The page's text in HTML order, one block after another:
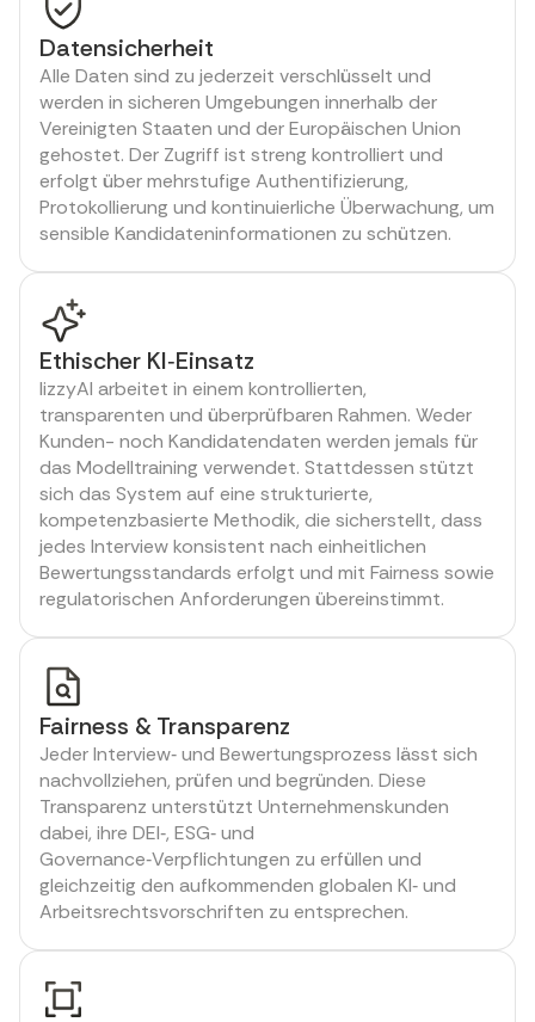
Datensicherheit
Alle Daten sind zu jederzeit verschlüsselt und
werden in sicheren Umgebungen innerhalb der
Vereinigten Staaten und der Europäischen Union
gehostet. Der Zugriff ist streng kontrolliert und
erfolgt über mehrstufige Authentifizierung,
Protokollierung und kontinuierliche Überwachung, um
sensible Kandidateninformationen zu schützen.
Ethischer KI‑Einsatz
lizzyAI arbeitet in einem kontrollierten,
transparenten und überprüfbaren Rahmen. Weder
Kunden- noch Kandidatendaten werden jemals für
das Modelltraining verwendet. Stattdessen stützt
sich das System auf eine strukturierte,
kompetenzbasierte Methodik, die sicherstellt, dass
jedes Interview konsistent nach einheitlichen
Bewertungsstandards erfolgt und mit Fairness sowie
regulatorischen Anforderungen übereinstimmt.
Fairness & Transparenz
Jeder Interview‑ und Bewertungsprozess lässt sich
nachvollziehen, prüfen und begründen. Diese
Transparenz unterstützt Unternehmenskunden
dabei, ihre DEI‑, ESG‑ und
Governance‑Verpflichtungen zu erfüllen und
gleichzeitig den aufkommenden globalen KI‑ und
Arbeitsrechtsvorschriften zu entsprechen.